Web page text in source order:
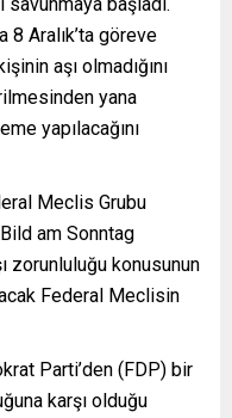
8 Aralık’ta göreve
aşı olmadığını
yana
yapılacağını
Meclis Grubu
am Sonntag
zorunluluğu konusunun
Federal Meclisin
Parti’den (FDP) bir
karşı olduğu